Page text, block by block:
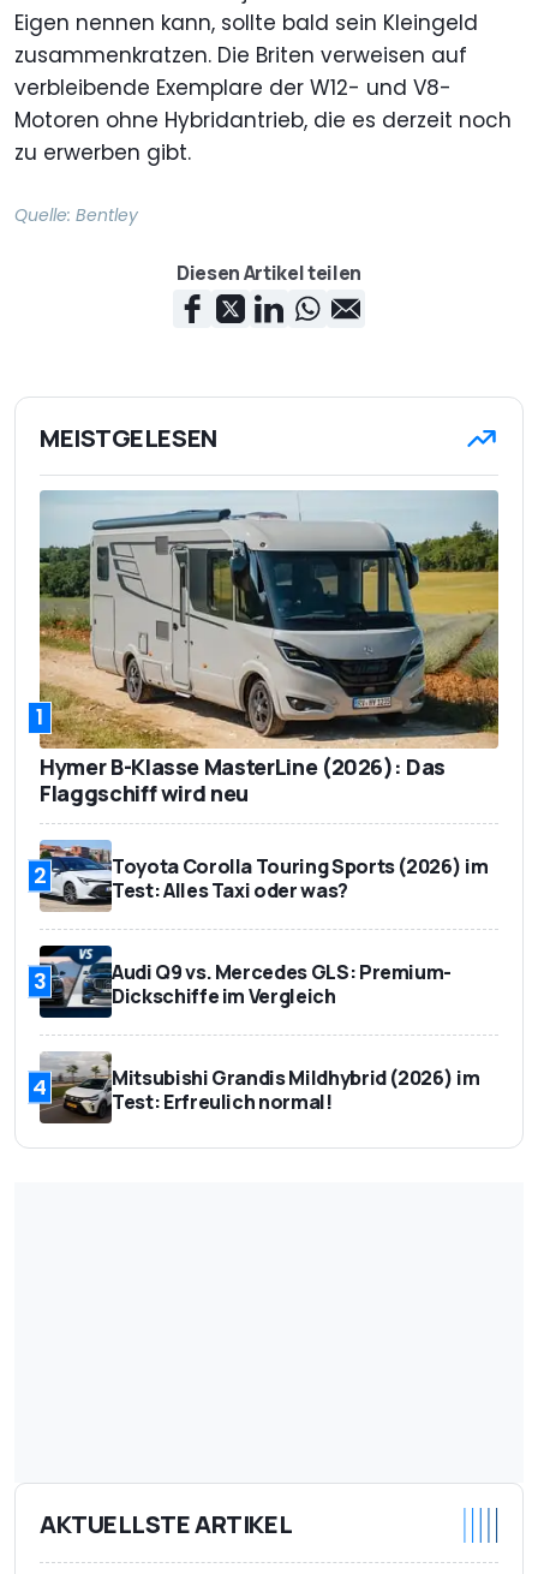
Eigen nennen kann, sollte bald sein Kleingeld
zusammenkratzen. Die Briten verweisen auf
verbleibende Exemplare der W12- und V8-
Motoren ohne Hybridantrieb, die es derzeit noch
zu erwerben gibt.
Quelle: Bentley
Diesen Artikel teilen
MEISTGELESEN
1
Hymer B-Klasse MasterLine (2026): Das
Flaggschiff wird neu
2
Toyota Corolla Touring Sports (2026) im
Test: Alles Taxi oder was?
3
Audi Q9 vs. Mercedes GLS: Premium-
Dickschiffe im Vergleich
4
Mitsubishi Grandis Mildhybrid (2026) im
Test: Erfreulich normal!
AKTUELLSTE ARTIKEL